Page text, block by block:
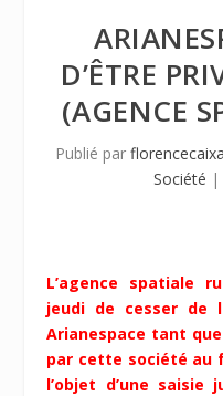
D’ÊTRE
(AGENCE
Publié par
Société |
L’agence spatiale
jeudi de cesser de
Arianespace tant
par cette société au
l’objet d’une saisie